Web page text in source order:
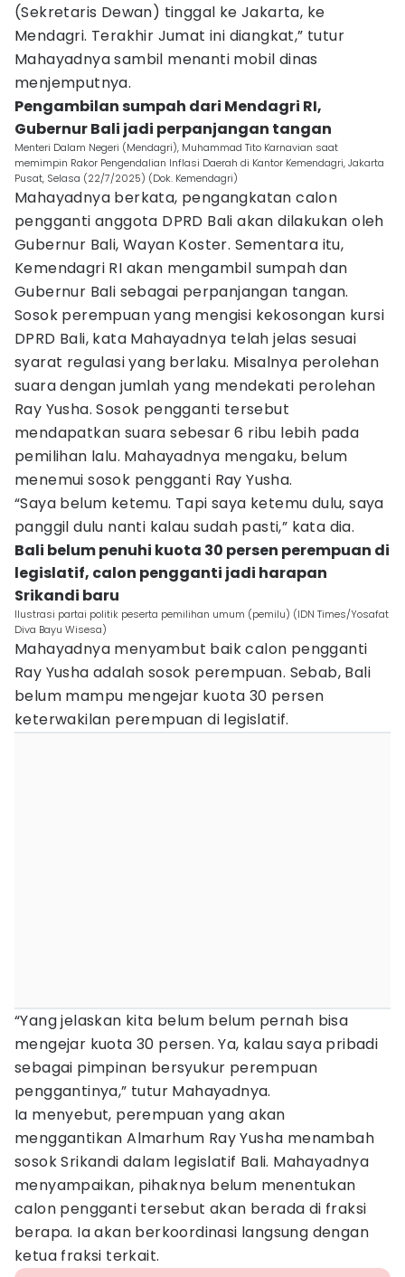
(Sekretaris Dewan) tinggal ke Jakarta, ke
Mendagri. Terakhir Jumat ini diangkat,” tutur
Mahayadnya sambil menanti mobil dinas
menjemputnya.
Pengambilan sumpah dari Mendagri RI,
Gubernur Bali jadi perpanjangan tangan
Menteri Dalam Negeri (Mendagri), Muhammad Tito Karnavian saat
memimpin Rakor Pengendalian Inflasi Daerah di Kantor Kemendagri, Jakarta
Pusat, Selasa (22/7/2025) (Dok. Kemendagri)
Mahayadnya berkata, pengangkatan calon
pengganti anggota DPRD Bali akan dilakukan oleh
Gubernur Bali, Wayan Koster. Sementara itu,
Kemendagri RI akan mengambil sumpah dan
Gubernur Bali sebagai perpanjangan tangan.
Sosok perempuan yang mengisi kekosongan kursi
DPRD Bali, kata Mahayadnya telah jelas sesuai
syarat regulasi yang berlaku. Misalnya perolehan
suara dengan jumlah yang mendekati perolehan
Ray Yusha. Sosok pengganti tersebut
mendapatkan suara sebesar 6 ribu lebih pada
pemilihan lalu. Mahayadnya mengaku, belum
menemui sosok pengganti Ray Yusha.
“Saya belum ketemu. Tapi saya ketemu dulu, saya
panggil dulu nanti kalau sudah pasti,” kata dia.
Bali belum penuhi kuota 30 persen perempuan di
legislatif, calon pengganti jadi harapan
Srikandi baru
Ilustrasi partai politik peserta pemilihan umum (pemilu) (IDN Times/Yosafat
Diva Bayu Wisesa)
Mahayadnya menyambut baik calon pengganti
Ray Yusha adalah sosok perempuan. Sebab, Bali
belum mampu mengejar kuota 30 persen
keterwakilan perempuan di legislatif.
“Yang jelaskan kita belum belum pernah bisa
mengejar kuota 30 persen. Ya, kalau saya pribadi
sebagai pimpinan bersyukur perempuan
penggantinya,” tutur Mahayadnya.
Ia menyebut, perempuan yang akan
menggantikan Almarhum Ray Yusha menambah
sosok Srikandi dalam legislatif Bali. Mahayadnya
menyampaikan, pihaknya belum menentukan
calon pengganti tersebut akan berada di fraksi
berapa. Ia akan berkoordinasi langsung dengan
ketua fraksi terkait.